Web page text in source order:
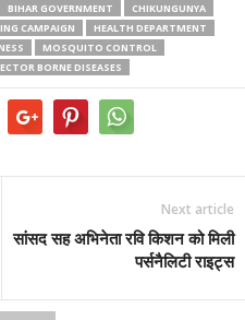
BIHAR GOVERNMENT
CHIKUNGUNYA
CAMPAIGN
HEALTH DEPARTMENT
MOSQUITO CONTROL
BORNE DISEASES
Next article
सांसद सह अभिनेता रवि किशन को मिली
पर्सनैलिटी राइट्स